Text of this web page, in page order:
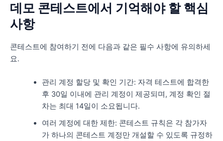
데모 콘테스트에서 기억해야 할 핵심
사항
콘테스트에 참여하기 전에 다음과 같은 필수 사항에 유의하세
요.
관리 계정 할당 및 확인 기간: 자격 테스트에 합격한
후 30일 이내에 관리 계정이 제공되며, 계정 확인 절
차는 최대 14일이 소요됩니다.
여러 계정에 대한 제한: 콘테스트 규칙은 각 참가자
가 하나의 콘테스트 계정만 개설할 수 있도록 규정하